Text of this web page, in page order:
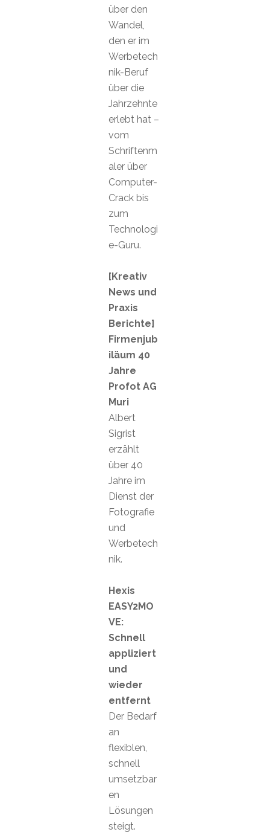
über den
Wandel,
den er im
Werbetech
nik-Beruf
über die
Jahrzehnte
erlebt hat –
vom
Schriftenm
aler über
Computer-
Crack bis
zum
Technologi
e-Guru.
[Kreativ
News und
Praxis
Berichte]
Firmenjub
iläum 40
Jahre
Profot AG
Muri
Albert
Sigrist
erzählt
über 40
Jahre im
Dienst der
Fotografie
und
Werbetech
nik.
Hexis
EASY2MO
VE:
Schnell
appliziert
und
wieder
entfernt
Der Bedarf
an
flexiblen,
schnell
umsetzbar
en
Lösungen
steigt.